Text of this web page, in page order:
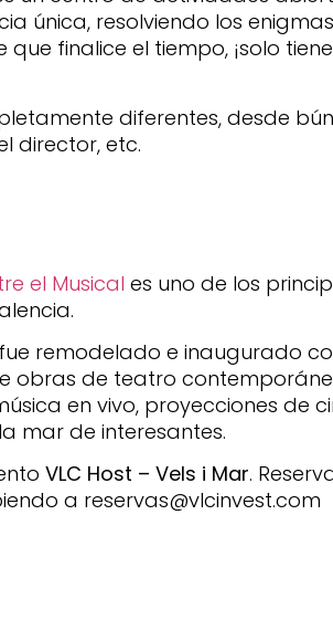
única, resolviendo los
finalice el tiempo, ¡solo
diferentes, desde
director, etc.
el Musical es uno de los
remodelado e inaugurado
obras de teatro
en vivo, proyecciones de
mar de interesantes.
VLC Host – Vels i Mar.
a reservas@vlcinvest.com